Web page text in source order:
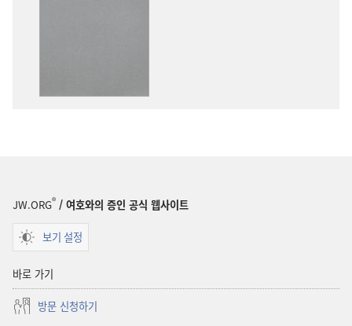
JW.ORG® / 여호와의 증인 공식 웹사이트
보기 설정
바로 가기
방문 신청하기